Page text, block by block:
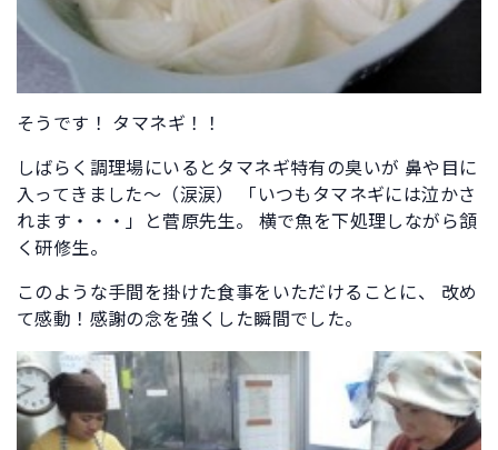
そうです！ タマネギ！！
しばらく調理場にいるとタマネギ特有の臭いが 鼻や目に
入ってきました～（涙涙） 「いつもタマネギには泣かさ
れます・・・」と菅原先生。 横で魚を下処理しながら頷
く研修生。
このような手間を掛けた食事をいただけることに、 改め
て感動！感謝の念を強くした瞬間でした。